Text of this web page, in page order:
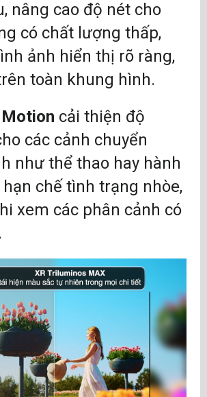
nâng cao độ nét cho
có chất lượng thấp,
ảnh hiển thị rõ ràng,
toàn khung hình.
Motion cải thiện độ
các cảnh chuyển
như thể thao hay hành
chế tình trạng nhòe,
xem các phân cảnh có